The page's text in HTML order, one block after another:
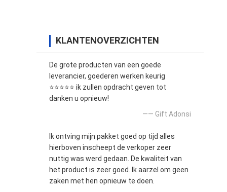
KLANTENOVERZICHTEN
De grote producten van een goede
leverancier, goederen werken keurig
⭐⭐⭐⭐⭐ ik zullen opdracht geven tot
danken u opnieuw!
—— Gift Adonsi
Ik ontving mijn pakket goed op tijd alles
hierboven inscheept de verkoper zeer
nuttig was werd gedaan. De kwaliteit van
het product is zeer goed. Ik aarzel om geen
zaken met hen opnieuw te doen.